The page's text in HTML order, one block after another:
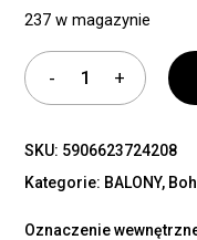
237 w magazynie
SKU: 5906623724208
Kategorie: BALONY,
Oznaczenie